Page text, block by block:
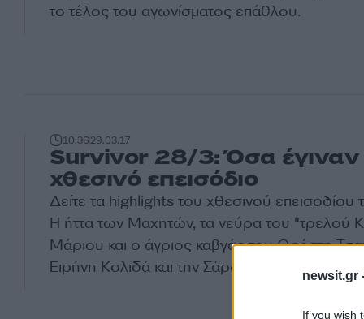
newsit.gr
If you wish
το τέλος του αγωνίσματος επάθλου.
10:3629.03.17
Survivor 28/3: Όσα έγιναν
χθεσινό επεισόδιο
Δείτε τα highlights του χθεσινού επεισοδίου
Η ήττα των Μαχητών, τα νεύρα του "τρελού
Μάριου και ο άγριος καβγάς του Ορέστη
Ειρήνη Κολιδά και την Σάρα Εσκενάζυ.